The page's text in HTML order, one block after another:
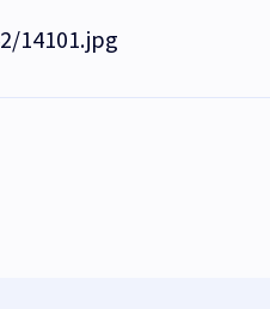
14101.jpg